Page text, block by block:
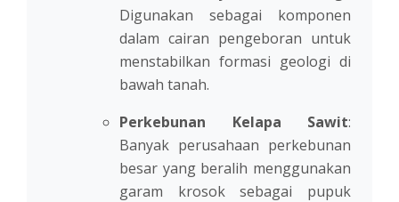
Digunakan sebagai komponen
dalam cairan pengeboran untuk
menstabilkan formasi geologi di
bawah tanah.
Perkebunan Kelapa Sawit:
Banyak perusahaan perkebunan
besar yang beralih menggunakan
garam krosok sebagai pupuk